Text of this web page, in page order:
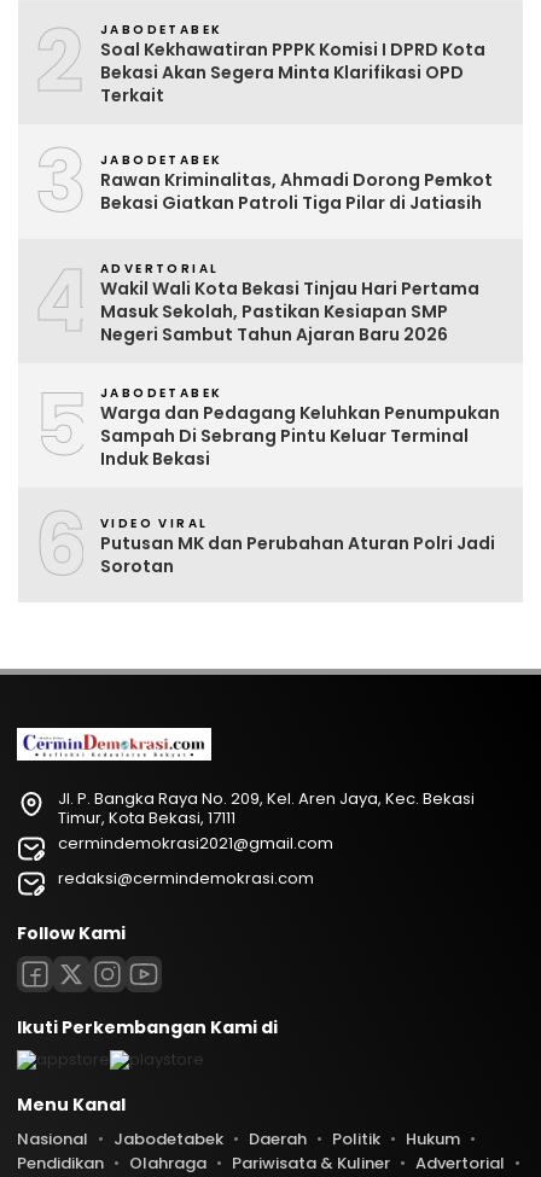
2 JABODETABEK
Soal Kekhawatiran PPPK Komisi I DPRD Kota
Bekasi Akan Segera Minta Klarifikasi OPD
Terkait
3 JABODETABEK
Rawan Kriminalitas, Ahmadi Dorong Pemkot
Bekasi Giatkan Patroli Tiga Pilar di Jatiasih
4 ADVERTORIAL
Wakil Wali Kota Bekasi Tinjau Hari Pertama
Masuk Sekolah, Pastikan Kesiapan SMP
Negeri Sambut Tahun Ajaran Baru 2026
5 JABODETABEK
Warga dan Pedagang Keluhkan Penumpukan
Sampah Di Sebrang Pintu Keluar Terminal
Induk Bekasi
6 VIDEO VIRAL
Putusan MK dan Perubahan Aturan Polri Jadi
Sorotan
Jl. P. Bangka Raya No. 209, Kel. Aren Jaya, Kec. Bekasi
Timur, Kota Bekasi, 17111
cermindemokrasi2021@gmail.com
redaksi@cermindemokrasi.com
Follow Kami
Ikuti Perkembangan Kami di
Menu Kanal
Nasional Jabodetabek Daerah Politik
Hukum
Pendidikan
Olahraga Pariwisata & Kuliner
Advertorial